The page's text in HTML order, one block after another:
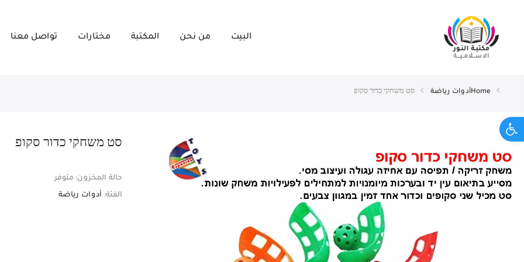
Open toolbar
البيت من نحن المكتبة مختارات تواصل معنا
Homeأدوات رياضة סט משחקי כדור סקופ
סט משחקי כדור סקופ
حالة المخزون: متوفر
الفئة: أدوات رياضة